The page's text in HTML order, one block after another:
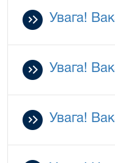
Увага!
Увага!
Увага!